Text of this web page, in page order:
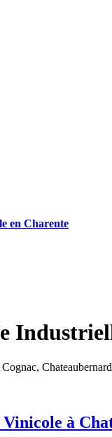
en Charente
à